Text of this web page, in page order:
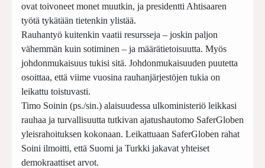
ovat toivoneet monet muutkin, ja presidentti Ahtisaaren
työtä tykätään tietenkin ylistää.
Rauhantyö kuitenkin vaatii resursseja – joskin paljon
vähemmän kuin sotiminen – ja määrätietoisuutta. Myös
johdonmukaisuus tukisi sitä. Johdonmukaisuuden puutetta
osoittaa, että viime vuosina rauhanjärjestöjen tukia on
leikattu toistuvasti.
Timo Soinin (ps./sin.) alaisuudessa ulkoministeriö leikkasi
rauhaa ja turvallisuutta tutkivan ajatushautomo SaferGloben
yleisrahoituksen kokonaan. Leikattuaan SaferGloben rahat
Soini ilmoitti, että Suomi ja Turkki jakavat yhteiset
demokraattiset arvot.